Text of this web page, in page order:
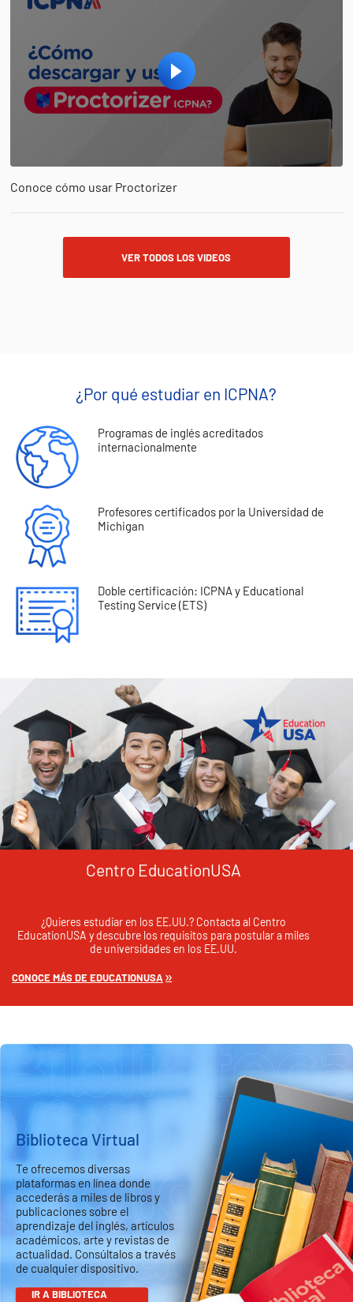
Conoce cómo usar Proctorizer
VER TODOS LOS VIDEOS
¿Por qué estudiar en ICPNA?
Programas de inglés acreditados
internacionalmente
Profesores certificados por la Universidad de
Michigan
Doble certificación: ICPNA y Educational
Testing Service (ETS)
Centro EducationUSA
¿Quieres estudiar en los EE.UU.? Contacta al Centro
EducationUSA y descubre los requisitos para postular a miles
de universidades en los EE.UU.
CONOCE MÁS DE EDUCATIONUSA
Biblioteca Virtual
Te ofrecemos diversas
plataformas en línea donde
accederás a miles de libros y
publicaciones sobre el
aprendizaje del inglés, artículos
académicos, arte y revistas de
actualidad. Consúltalos a través
de cualquier dispositivo.
IR A BIBLIOTECA